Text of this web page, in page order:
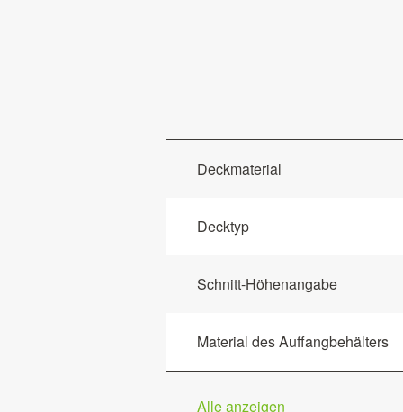
Deckmaterial
Decktyp
Schnitt-Höhenangabe
Material des Auffangbehälters
Alle anzeigen